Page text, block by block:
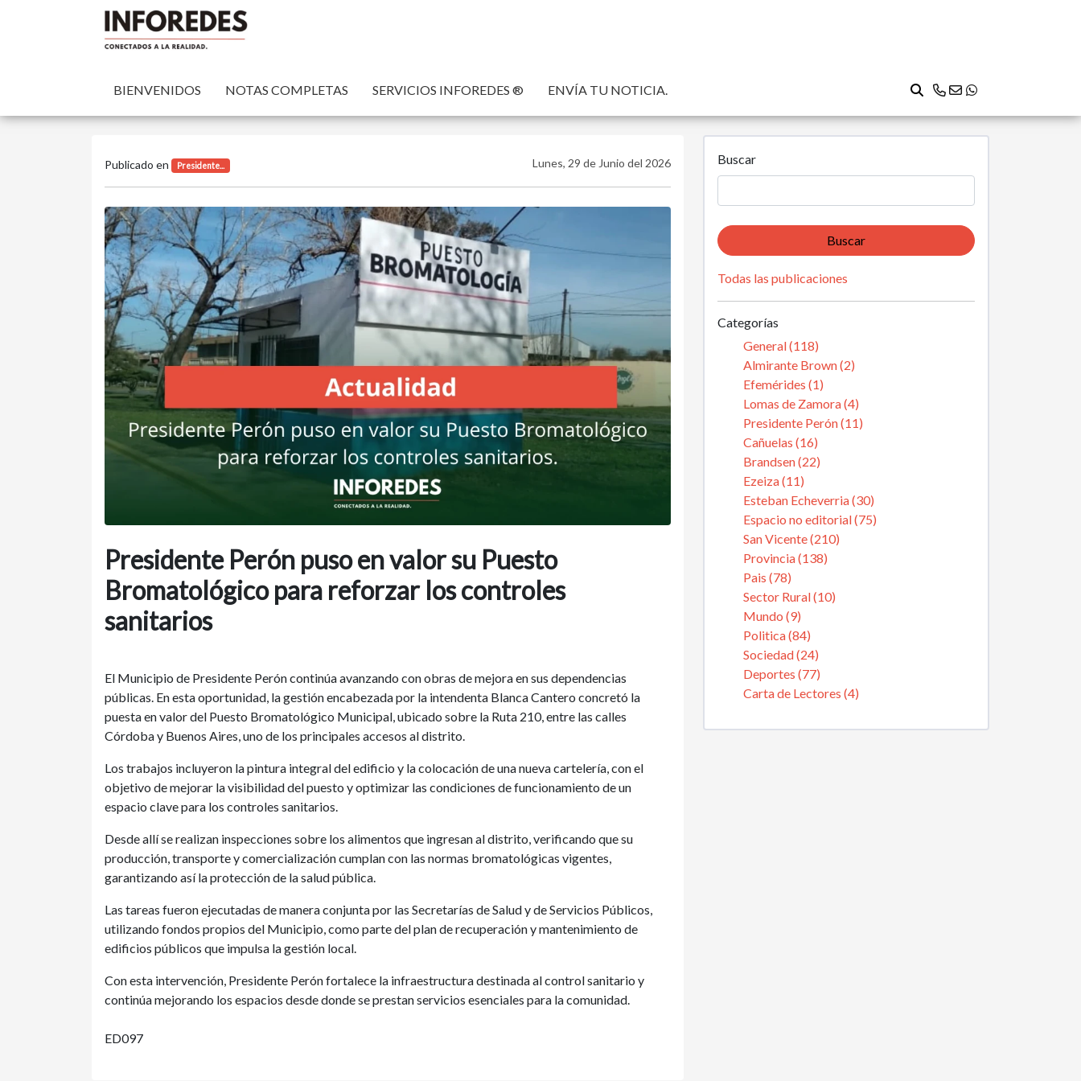
BIENVENIDOS NOTAS COMPLETAS SERVICIOS INFOREDES ® ENVÍA TU NOTICIA.
Publicado en Presidente... Lunes, 29 de Junio del 2026
Presidente Perón puso en valor su Puesto
Bromatológico para reforzar los controles
sanitarios
El Municipio de Presidente Perón continúa avanzando con obras de mejora en sus dependencias
públicas. En esta oportunidad, la gestión encabezada por la intendenta Blanca Cantero concretó la
puesta en valor del Puesto Bromatológico Municipal, ubicado sobre la Ruta 210, entre las calles
Córdoba y Buenos Aires, uno de los principales accesos al distrito.
Los trabajos incluyeron la pintura integral del edificio y la colocación de una nueva cartelería, con el
objetivo de mejorar la visibilidad del puesto y optimizar las condiciones de funcionamiento de un
espacio clave para los controles sanitarios.
Desde allí se realizan inspecciones sobre los alimentos que ingresan al distrito, verificando que su
producción, transporte y comercialización cumplan con las normas bromatológicas vigentes,
garantizando así la protección de la salud pública.
Las tareas fueron ejecutadas de manera conjunta por las Secretarías de Salud y de Servicios Públicos,
utilizando fondos propios del Municipio, como parte del plan de recuperación y mantenimiento de
edificios públicos que impulsa la gestión local.
Con esta intervención, Presidente Perón fortalece la infraestructura destinada al control sanitario y
continúa mejorando los espacios desde donde se prestan servicios esenciales para la comunidad.
ED097
Buscar
Buscar
Todas las publicaciones
Categorías
General (118)
Almirante Brown (2)
Efemérides (1)
Lomas de Zamora (4)
Presidente Perón (11)
Cañuelas (16)
Brandsen (22)
Ezeiza (11)
Esteban Echeverria (30)
Espacio no editorial (75)
San Vicente (210)
Provincia (138)
Pais (78)
Sector Rural (10)
Mundo (9)
Politica (84)
Sociedad (24)
Deportes (77)
Carta de Lectores (4)